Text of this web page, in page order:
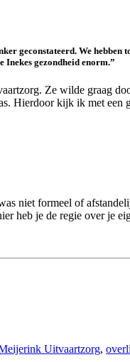
We hebben
Inekes gezondheid enorm.”
Ze wilde graag
Hierdoor kijk ik met een
niet formeel of
heb je de regie over je
Uitvaartzorg,